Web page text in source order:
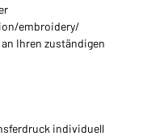
embroidery/
Ihren zuständigen
individuell